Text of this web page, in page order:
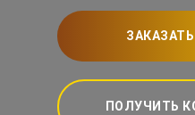
ПОЛУЧИТЬ